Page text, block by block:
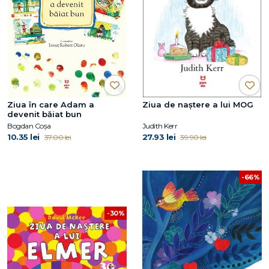
Ziua în care Adam a
devenit băiat bun
Bogdan Coșa
10.35 lei 37.00 lei
Ziua de naștere a lui MOG
Judith Kerr
27.93 lei 39.90 lei
-30%
-66%